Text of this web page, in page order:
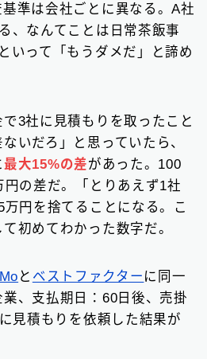
準は会社ごとに異なる。A社
、なんてことは日常茶飯事
いって「もうダメだ」と諦め
3社に見積もりを取ったこと
いだろ」と思っていたら、
最大15%の差があった。100
の差だ。「とりあえず1社
円を捨てることになる。こ
初めてわかった数字だ。
と ベストファクター に同一
、支払期日：60日後、売掛
見積もりを依頼した結果が